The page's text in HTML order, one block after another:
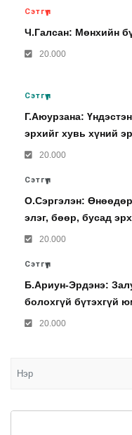
Сэтгүүл
Ч.Галсан: Мөнхийн
20.000
Сэтгүүл
Г.Аюурзана:
эрхийг хувь хүний
20.000
Сэтгүүл
О.Сэргэлэн:
элэг, бөөр, бусад
20.000
Сэтгүүл
Б.Ариун-Эрдэнэ:
болохгүй бүтэхгүй
20.000